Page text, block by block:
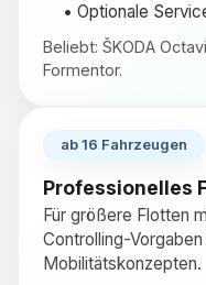
• Optionale
Beliebt: ŠKODA
Formentor.
ab 16 Fahrzeugen
Professionelles
Für größere Flotten
Controlling-
Mobilitätskonzepten.